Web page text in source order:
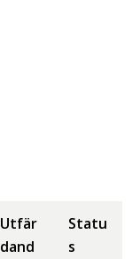
Utfär
dand
Statu
s